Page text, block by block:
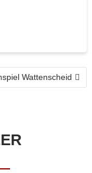
Wattenscheid